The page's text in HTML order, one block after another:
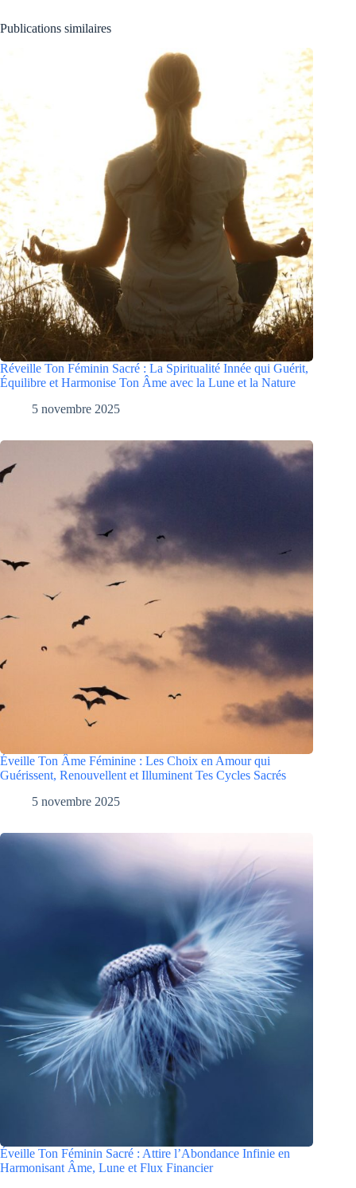
Publications similaires
Réveille Ton Féminin Sacré : La Spiritualité Innée qui Guérit,
Équilibre et Harmonise Ton Âme avec la Lune et la Nature
5 novembre 2025
Éveille Ton Âme Féminine : Les Choix en Amour qui
Guérissent, Renouvellent et Illuminent Tes Cycles Sacrés
5 novembre 2025
Éveille Ton Féminin Sacré : Attire l’Abondance Infinie en
Harmonisant Âme, Lune et Flux Financier